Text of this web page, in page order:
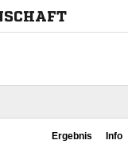
Ergebnis Info